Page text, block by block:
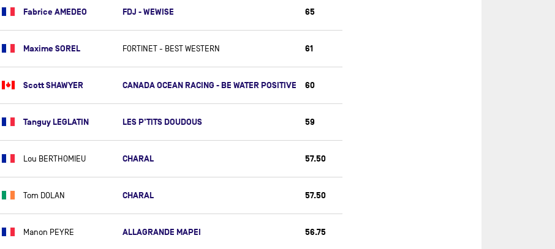
FÉLIX DE NAVACELLE
KITO DE PAVANT
PATRICK DE RADIGUÈS
JEAN-BAPTISTE DEJEANTY
FABIEN DELAHAYE
LINCOLN DEWS
Fabrice AMEDEO FDJ - WEWISE 65
Maxime SOREL FORTINET - BEST WESTERN 61
Scott SHAWYER CANADA OCEAN RACING - BE WATER POSITIVE 60
Tanguy LEGLATIN LES P'TITS DOUDOUS 59
Lou BERTHOMIEU CHARAL 57.50
Tom DOLAN CHARAL 57.50
Manon PEYRE ALLAGRANDE MAPEI 56.75